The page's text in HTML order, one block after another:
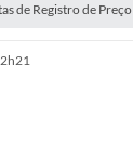
de Registro de Preço